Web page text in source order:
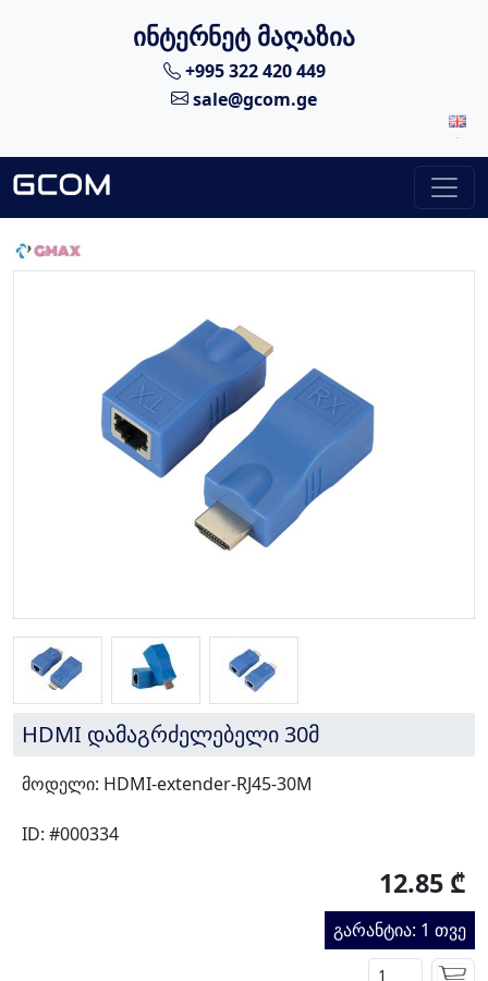
ინტერნეტ მაღაზია
+995 322 420 449
sale@gcom.ge
HDMI დამაგრძელებელი 30მ
მოდელი: HDMI-extender-RJ45-30M
ID: #000334
12.85 ₾
გარანტია: 1 თვე